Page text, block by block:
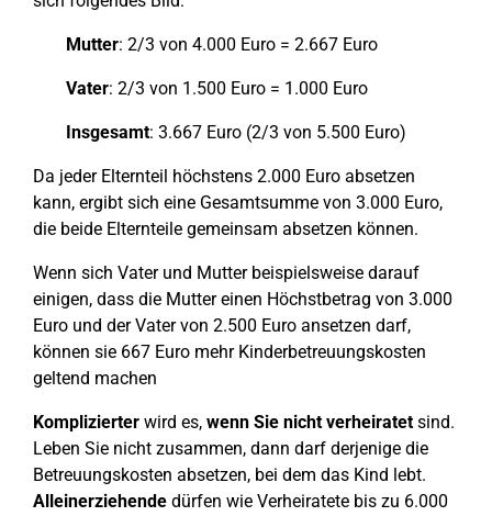
Mutter: 2/3 von 4.000 Euro = 2.667 Euro
Vater: 2/3 von 1.500 Euro = 1.000 Euro
Insgesamt: 3.667 Euro (2/3 von 5.500 Euro)
Da jeder Elternteil höchstens 2.000 Euro absetzen
kann, ergibt sich eine Gesamtsumme von 3.000 Euro,
die beide Elternteile gemeinsam absetzen können.
Wenn sich Vater und Mutter beispielsweise darauf
einigen, dass die Mutter einen Höchstbetrag von 3.000
Euro und der Vater von 2.500 Euro ansetzen darf,
können sie 667 Euro mehr Kinderbetreuungskosten
geltend machen
Komplizierter wird es, wenn Sie nicht verheiratetsind.
Leben Sie nicht zusammen, dann darf derjenige die
Betreuungskosten absetzen, bei dem das Kind lebt.
Alleinerziehende dürfen wie Verheiratete bis zu 6.000